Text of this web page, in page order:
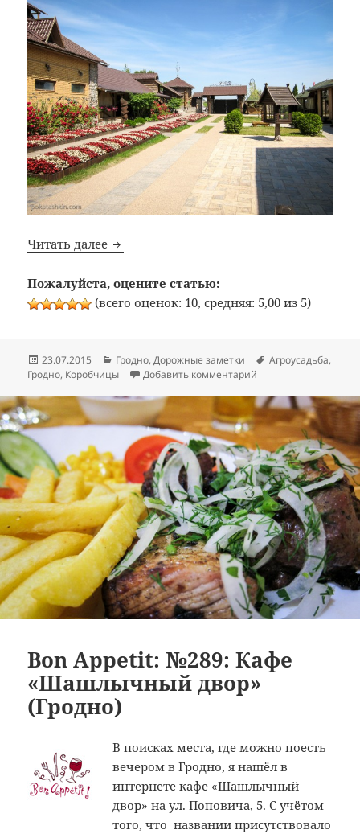
Читать далее Поездка в агротуристический
Пожалуйста, оцените статью:
(всего оценок: 10, средняя: 5,00 из 5)
Опубликовано
23.07.2015 Рубрики
Гродно,Дорожные заметки Метки
Агроусадьба,
Гродно, Коробчицы Добавить комментарий
Bon Appetit: №289: Кафе
«Шашлычный двор»
(Гродно)
В поисках места, где можно поесть
вечером в Гродно, я нашёл в
интернете кафе «Шашлычный
двор» на ул. Поповича, 5. С учётом
того, что названии присутствовало